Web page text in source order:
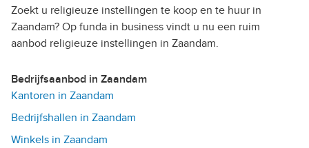
Zoekt u religieuze instellingen te koop en te huur in
Zaandam? Op funda in business vindt u nu een ruim
aanbod religieuze instellingen in Zaandam.
Bedrijfsaanbod in Zaandam
Kantoren in Zaandam
Bedrijfshallen in Zaandam
Winkels in Zaandam